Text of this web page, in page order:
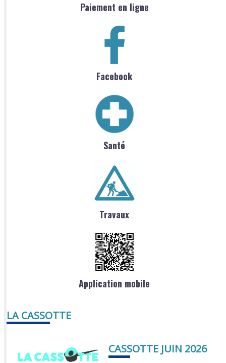
Paiement en ligne
Facebook
Santé
Travaux
Application mobile
LA CASSOTTE
CASSOTTE JUIN 2026